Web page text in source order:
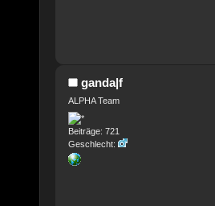
ganda|f
ALPHA Team
Beiträge: 721
Geschlecht: